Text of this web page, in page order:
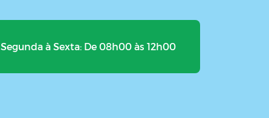
Segunda à Sexta: De 08h00 às 12h00